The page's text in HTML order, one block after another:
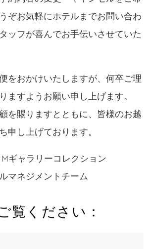
ぞお気軽にホテルまでお問い合わ
ッフが喜んでお手伝いさせていた
をおかけいたしますが、何卒ご理
ますようお願い申し上げます。
を賜りますとともに、皆様のお越
申し上げております。
ギャラリーコレクション
マネジメントチーム
覧ください：